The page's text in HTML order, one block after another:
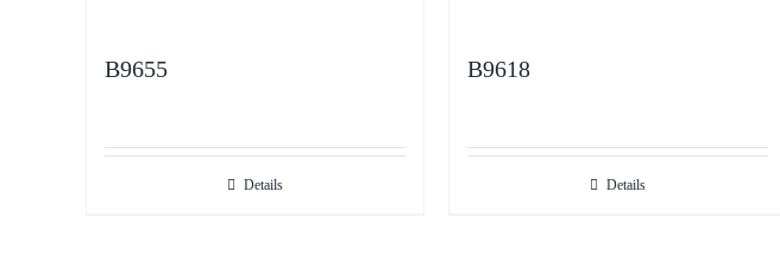
B9655
Details
B9618
Details